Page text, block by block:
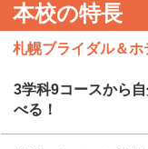
本校の特長
札幌ブライダル＆ホ
3学科9コースから
べる！